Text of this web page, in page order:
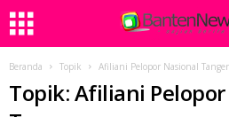
Beranda Topik Afiliani Pelopor Nasional
Topik: Afiliani